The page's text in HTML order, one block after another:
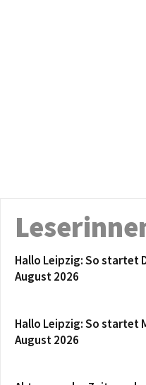
Hallo Leipzig: So startet
August 2026
Hallo Leipzig: So startet
August 2026